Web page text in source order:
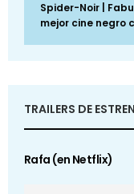
Spider-Noir |
mejor cine negro
TRAILERS DE
Rafa (en Netflix)